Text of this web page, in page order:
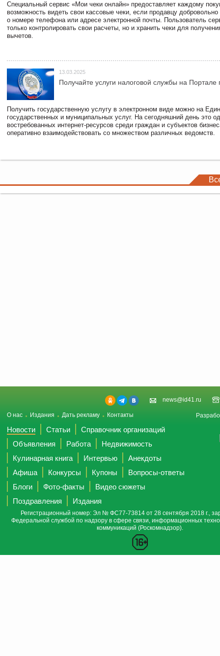
Специальный сервис «Мои чеки онлайн» предоставляет каждому
возможность видеть свои кассовые чеки, если продавцу
о номере телефона или адресе электронной почты. Пользователь
только контролировать свои расчеты, но и хранить чеки для
вычетов.
13.03.2025
Получайте услуги налоговой службы на Портале
Получить государственную услугу в электронном виде можно на
государственных и муниципальных услуг. На сегодняшний день это
востребованных интернет-ресурсов среди граждан и субъектов
оперативно взаимодействовать со множеством различных ведомств.
news@id41.ru
О нас Издания Дать рекламу Контакты
Новости Статьи
Справочник организаций
Объявления
Работа
Недвижимость
Кулинарная книга
Интервью
Анекдоты
Афиша
Конкурсы Купоны
Вопросы-ответы
Блоги
Фото-факты
Видео сюжеты
Поздравления
Издания
Регистрационный номер: Эл № ФС77-73814 от 28 сентября 2018 г.,
Федеральной службой по надзору в сфере связи, информационных
коммуникаций (Роскомнадзор).